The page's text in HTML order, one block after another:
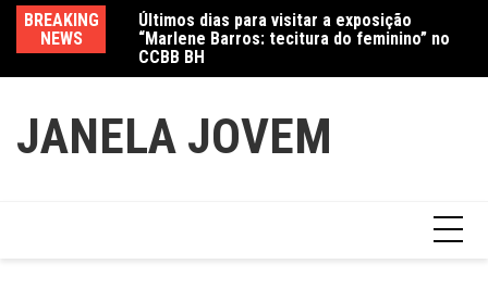
conteúdo
BREAKING
NEWS
marcam
Últimos dias para visitar a exposição
“Marlene Barros: tecitura do feminino” no
CCBB BH
JANELA JOVEM